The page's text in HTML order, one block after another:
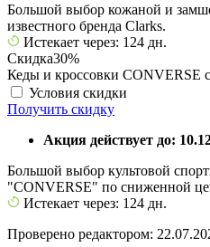
Большой выбор кожаной и
известного бренда Clarks.
Истекает через: 124 дн.
Скидка30%
Кеды и кроссовки CONVERSE
Условия скидки
Получить скидку
Акция действует до:
Большой выбор культовой
"CONVERSE" по сниженной
Истекает через: 124 дн.
Проверено редактором: